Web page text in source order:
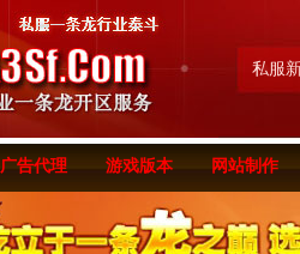
私服
广告代理 游戏版本 网站制作